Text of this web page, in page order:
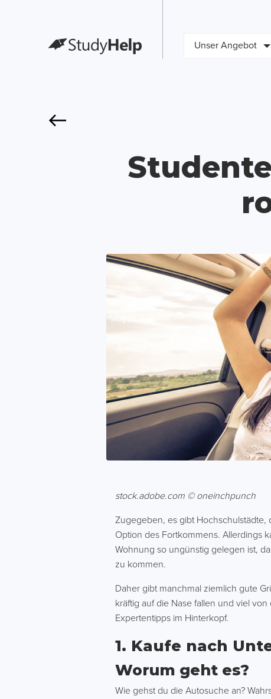
Unser Angebot
stock.adobe.com © oneinchpunch
Zugegeben, es gibt Hochschulstädte,
Option des Fortkommens. Allerdings
Wohnung so ungünstig gelegen ist,
zu kommen.
Daher gibt manchmal ziemlich gute
kräftig auf die Nase fallen und viel
Expertentipps im Hinterkopf.
1. Kaufe nach
Worum geht es?
Wie gehst du die Autosuche an?